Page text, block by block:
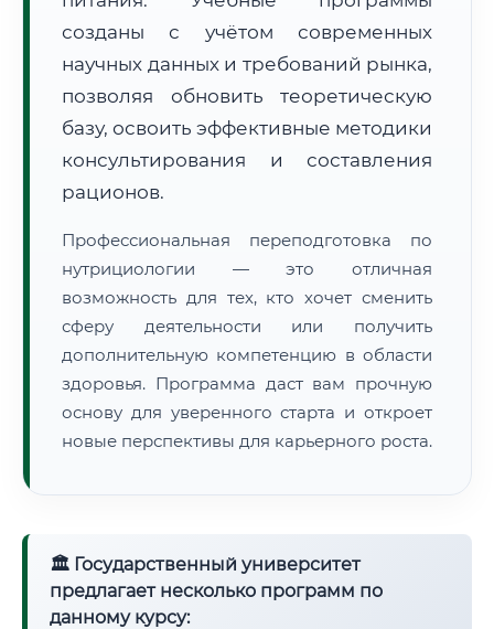
• Маршрут транзита:~2 119 км
• Экспресс-доставка СДЭК / Почтой:3–5 рабочих дней
📜 Документы и аккредитация
🔍Нажмите на документ для увеличения и просмотра
созданы с учётом современных
научных данных и требований рынка,
позволяя обновить теоретическую
базу, освоить эффективные методики
консультирования и составления
рационов.
Профессиональная переподготовка по
нутрициологии — это отличная
возможность для тех, кто хочет сменить
сферу деятельности или получить
дополнительную компетенцию в области
здоровья. Программа даст вам прочную
основу для уверенного старта и откроет
новые перспективы для карьерного роста.
🏛 Государственный университет
предлагает несколько программ по
данному курсу: